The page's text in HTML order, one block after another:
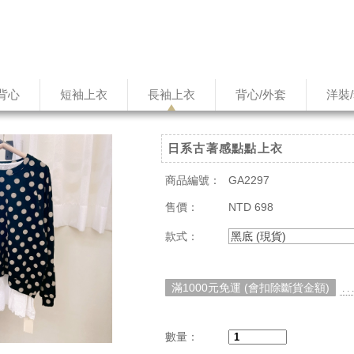
心 短袖上衣 長袖上衣 背心/外套 洋裝
日系古著感點點上衣
商品編號： GA2297
售價： NTD 698
款式： 黑底 (現貨)
滿1000元免運 (會扣除斷貨金額) . .
數量：